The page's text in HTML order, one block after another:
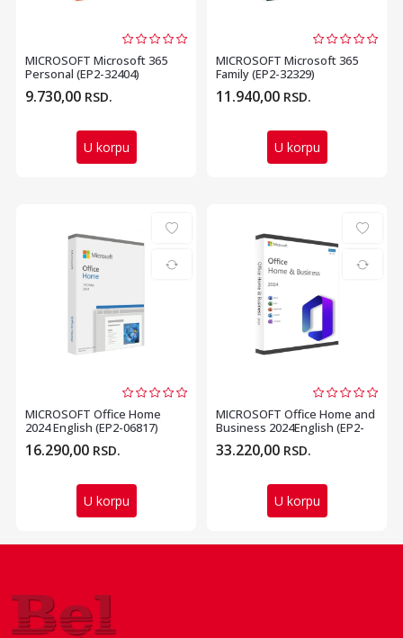
MICROSOFT Microsoft 365
Personal (EP2-32404)
9.730,00 RSD.
U korpu
MICROSOFT Microsoft 365
Family (EP2-32329)
11.940,00 RSD.
U korpu
MICROSOFT Office Home
2024 English (EP2-06817)
16.290,00 RSD.
U korpu
MICROSOFT Office Home and
Business 2024English (EP2-
06636)
33.220,00 RSD.
U korpu